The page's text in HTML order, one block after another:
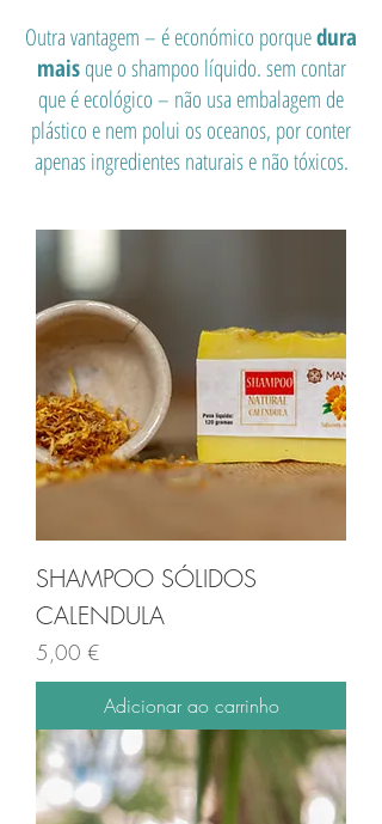
Outra vantagem – é económico porquedura
maisque o shampoo líquido. sem contar
que é ecológico – não usa embalagem de
plástico e nem polui os oceanos, por conter
apenas ingredientes naturais e não tóxicos.
SHAMPOO SÓLIDOS
CALENDULA
Preço
5,00 €
Adicionar ao carrinho